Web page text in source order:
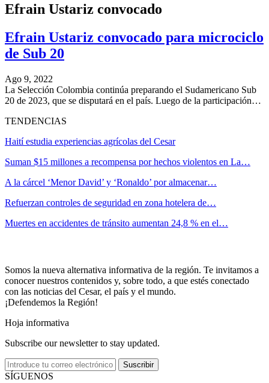
Efrain Ustariz convocado
Efrain Ustariz convocado para microciclo
de Sub 20
Ago 9, 2022
La Selección Colombia continúa preparando el Sudamericano Sub
20 de 2023, que se disputará en el país. Luego de la participación…
TENDENCIAS
Haití estudia experiencias agrícolas del Cesar
Suman $15 millones a recompensa por hechos violentos en La…
A la cárcel ‘Menor David’ y ‘Ronaldo’ por almacenar…
Refuerzan controles de seguridad en zona hotelera de…
Muertes en accidentes de tránsito aumentan 24,8 % en el…
Somos la nueva alternativa informativa de la región. Te invitamos a
conocer nuestros contenidos y, sobre todo, a que estés conectado
con las noticias del Cesar, el país y el mundo.
¡Defendemos la Región!
Hoja informativa
Subscribe our newsletter to stay updated.
Suscribir
SÍGUENOS